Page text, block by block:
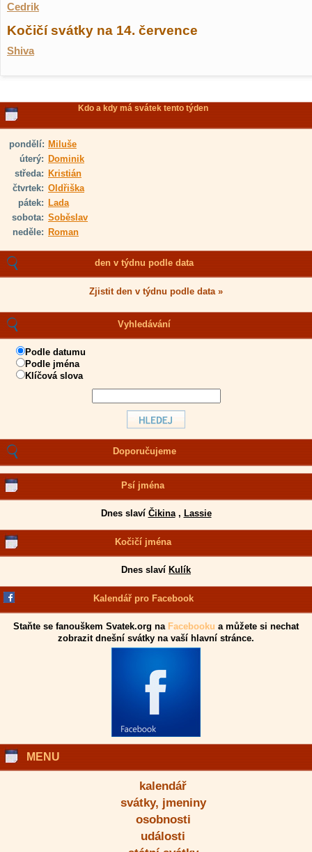
Cedrik
Kočičí svátky na 14. července
Shiva
Kdo a kdy má svátek tento týden
pondělí: Miluše
úterý: Dominik
středa: Kristián
čtvrtek: Oldřiška
pátek: Lada
sobota: Soběslav
neděle: Roman
den v týdnu podle data
Zjistit den v týdnu podle data »
Vyhledávání
Podle datumu
Podle jména
Klíčová slova
Doporučujeme
Psí jména
Dnes slaví Čikina, Lassie
Kočičí jména
Dnes slaví Kulík
Kalendář pro Facebook
Staňte se fanouškem Svatek.org na Facebooku a můžete si nechat
zobrazit dnešní svátky na vaší hlavní stránce.
MENU
kalendář
svátky, jmeniny
osobnosti
události